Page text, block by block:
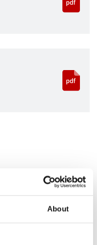
About
310 ml Kartusche